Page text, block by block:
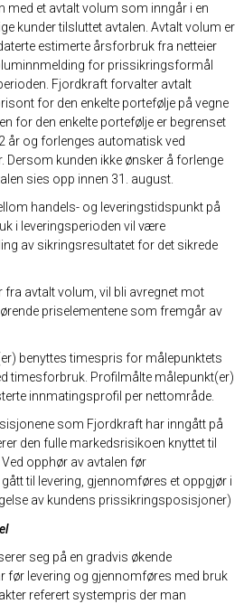
med et avtalt volum som inngår i en
kunder tilsluttet avtalen. Avtalt volum er
estimerte årsforbruk fra netteier
for prissikringsformål
Fjordkraft forvalter avtalt
for den enkelte portefølje på vegne
for den enkelte portefølje er begrenset
år og forlenges automatisk ved
Dersom kunden ikke ønsker å forlenge
sies opp innen 31. august.
handels- og leveringstidspunkt på
i leveringsperioden vil være
av sikringsresultatet for det sikrede
avtalt volum, vil bli avregnet mot
priselementene som fremgår av
benyttes timespris for målepunktets
timesforbruk. Profilmålte målepunkt(er)
innmatingsprofil per nettområde.
som Fjordkraft har inngått på
den fulle markedsrisikoen knyttet til
opphør av avtalen før
til levering, gjennomføres et oppgjør i
av kundens prissikringsposisjoner)
seg på en gradvis økende
før levering og gjennomføres med bruk
referert systempris der man